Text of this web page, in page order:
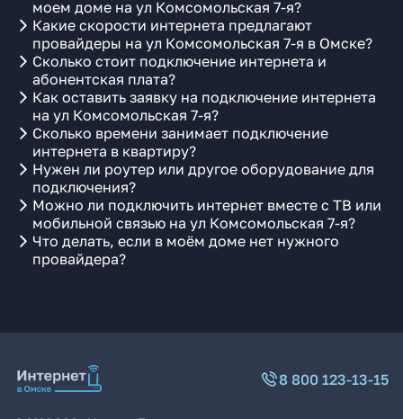
моем доме на ул Комсомольская 7-я?
Какие скорости интернета предлагают
провайдеры на ул Комсомольская 7-я в Омске?
Сколько стоит подключение интернета и
абонентская плата?
Как оставить заявку на подключение интернета
на ул Комсомольская 7-я?
Сколько времени занимает подключение
интернета в квартиру?
Нужен ли роутер или другое оборудование для
подключения?
Можно ли подключить интернет вместе с ТВ или
мобильной связью на ул Комсомольская 7-я?
Что делать, если в моём доме нет нужного
провайдера?
8 800 123-13-15